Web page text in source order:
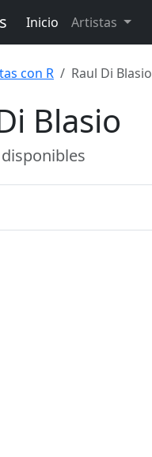
Inicio Artistas
con R Raul Di Blasio
Blasio